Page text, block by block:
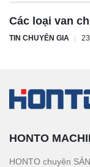
Các loại van
TIN CHUYÊN GIA
HONTO
HONTO chuyên